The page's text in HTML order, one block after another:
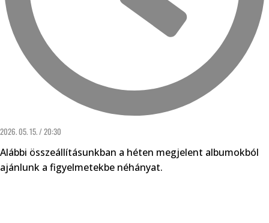
2026. 05. 15. / 20:30
Alábbi összeállításunkban a héten megjelent albumokból
ajánlunk a figyelmetekbe néhányat.